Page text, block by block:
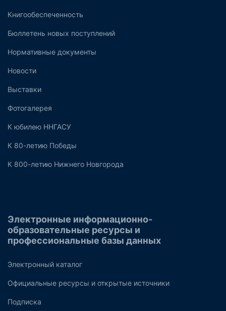
Книгообеспеченность
Бюллетень новых поступлений
Нормативные документы
Новости
Выставки
Фотогалерея
К юбилею ННГАСУ
К 80-летию Победы
К 800-летию Нижнего Новгорода
Электронные информационно-
образовательные ресурсы и
профессиональные базы данных
Электронный каталог
Официальные ресурсы и открытые источники
Подписка